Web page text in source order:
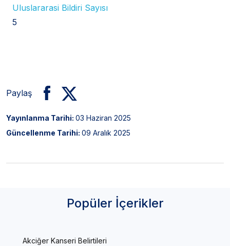
Uluslararasi Bildiri Sayısı
5
Paylaş
Yayınlanma Tarihi: 03 Haziran 2025
Güncellenme Tarihi: 09 Aralık 2025
Popüler İçerikler
Akciğer Kanseri Belirtileri